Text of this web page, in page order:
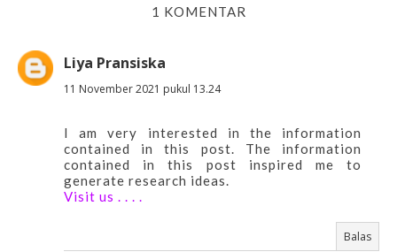
1 KOMENTAR
Liya Pransiska
11 November 2021 pukul 13.24
I am very interested in the information
contained in this post. The information
contained in this post inspired me to
generate research ideas.
Visit us . . . .
Balas